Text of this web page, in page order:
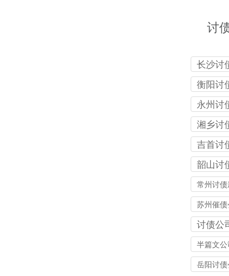
讨
长沙讨
司
衡阳讨
司
永州讨
司
湘乡讨
司
吉首讨
司
韶山讨
司
常州讨
公司
苏州催
讨债公
半篇文公
岳阳讨